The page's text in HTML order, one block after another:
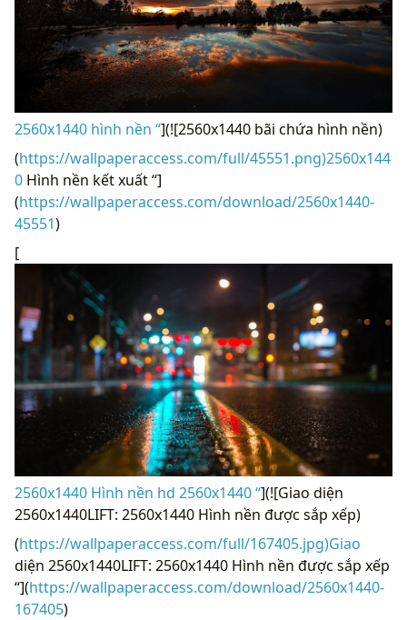
2560x1440 hình nền “](![2560x1440 bãi chứa hình nền)
(https://wallpaperaccess.com/full/45551.png)2560x144
0 Hình nền kết xuất “]
(https://wallpaperaccess.com/download/2560x1440-
45551)
[
2560x1440 Hình nền hd 2560x1440 “](![Giao diện
2560x1440LIFT: 2560x1440 Hình nền được sắp xếp)
(https://wallpaperaccess.com/full/167405.jpg)Giao
diện 2560x1440LIFT: 2560x1440 Hình nền được sắp xếp
“](https://wallpaperaccess.com/download/2560x1440-
167405)